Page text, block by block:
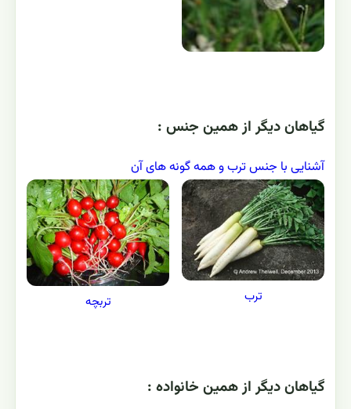
گياهان ديگر از همين جنس :
آشنایی با جنس ترب و همه گونه های آن
ترب تربچه
گياهان ديگر از همين خانواده :